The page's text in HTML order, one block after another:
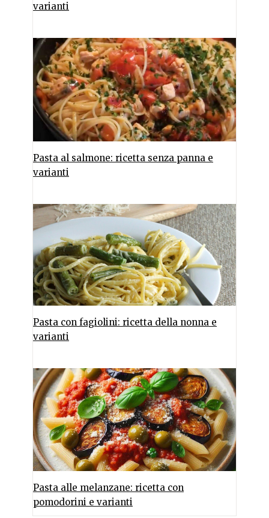
varianti
Pasta al salmone: ricetta senza panna e
varianti
Pasta con fagiolini: ricetta della nonna e
varianti
Pasta alle melanzane: ricetta con
pomodorini e varianti